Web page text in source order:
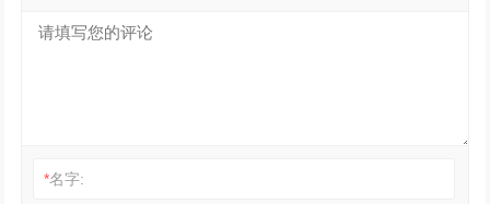
*名字: